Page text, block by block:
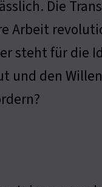
Die
Arbeit
steht für die
und den